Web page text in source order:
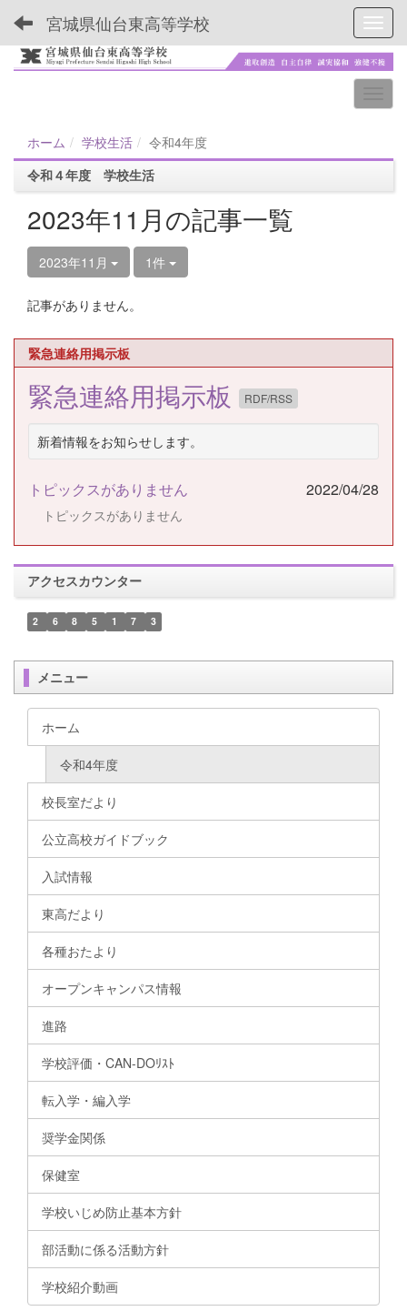
宮城県仙台東高等学校
ホーム 学校生活
令和4年度
令和４年度 学校生活
2023年11月の記事一覧
2023年11月 1件
記事がありません。
緊急連絡用掲示板
緊急連絡用掲示板 RDF/RSS
新着情報をお知らせします。
トピックスがありません 2022/04/28
トピックスがありません
アクセスカウンター
2 6 8 5 1 7 3
メニュー
ホーム
令和4年度
校長室だより
公立高校ガイドブック
入試情報
東高だより
各種おたより
オープンキャンパス情報
進路
学校評価・CAN-DOﾘｽﾄ
転入学・編入学
奨学金関係
保健室
学校いじめ防止基本方針
部活動に係る活動方針
学校紹介動画